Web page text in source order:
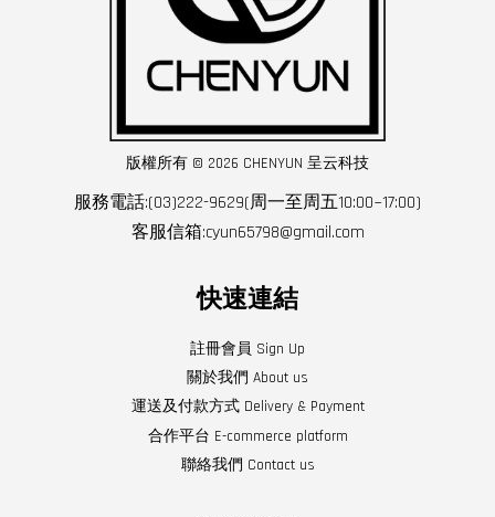
版權所有 © 2026 CHENYUN 呈云科技
服務電話:(03)222-9629(周一至周五10:00~17:00)
客服信箱:cyun65798@gmail.com
快速連結
註冊會員 Sign Up
關於我們 About us
運送及付款方式 Delivery & Payment
合作平台 E-commerce platform
聯絡我們 Contact us